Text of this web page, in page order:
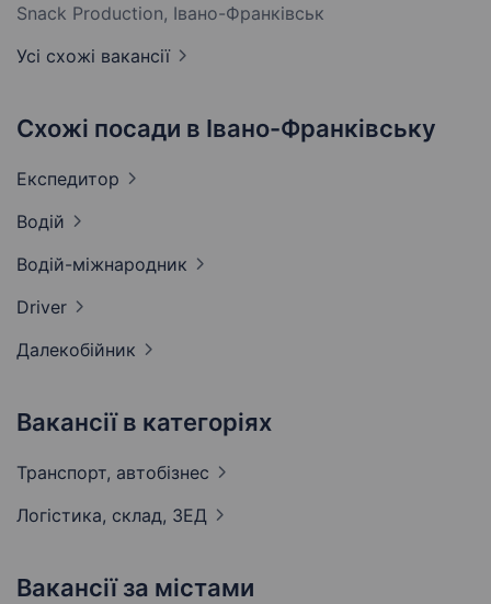
Snack Production, Івано-Франківськ
Усі схожі вакансії
Схожі посади в Івано-Франківську
Експедитор
Водій
Водій-міжнародник
Driver
Далекобійник
Вакансії в категоріях
Транспорт, автобізнес
Логістика, склад, ЗЕД
Вакансії за містами